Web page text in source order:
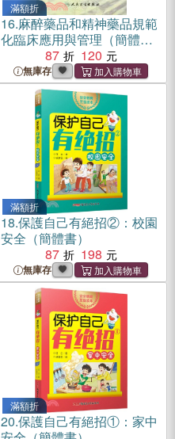
滿額折
16.麻醉藥品和精神藥品規範
化臨床應用與管理（簡體
87 120
無庫存
滿額折
18.保護自己有絕招②：校園
安全（簡體書）
87
198
無庫存
滿額折
20.保護自己有絕招①：家中